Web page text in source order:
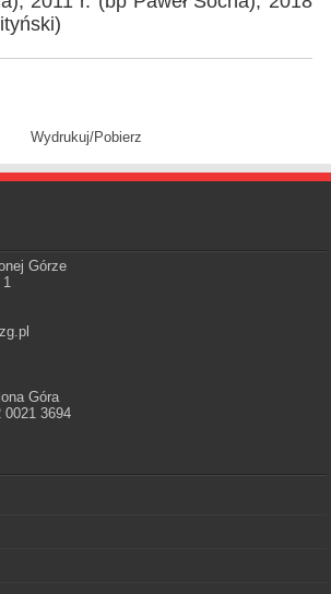
Wydrukuj/Pobierz
Górze
1
Góra
0021 3694